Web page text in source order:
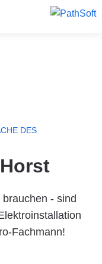
DES
- sind
Fachmann!